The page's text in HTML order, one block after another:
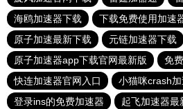
海鸥加速器下载
下载免费使用加速
原子加速最新下载
元链加速器下载
原子加速器app下载官网最新版
免
快连加速器官网入口
小猫咪crash加
登录ins的免费加速器
起飞加速器最